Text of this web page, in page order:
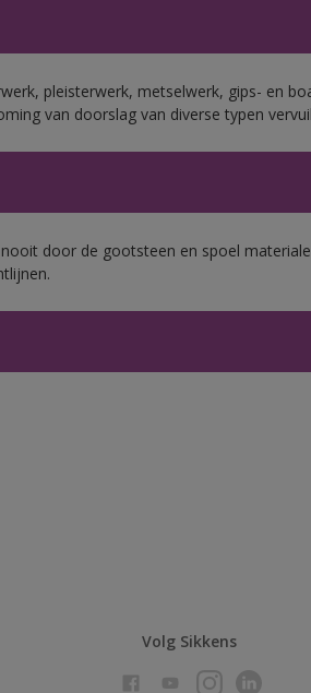
pleisterwerk, metselwerk, gips- en
van doorslag van diverse typen
door de gootsteen en spoel
Volg Sikkens